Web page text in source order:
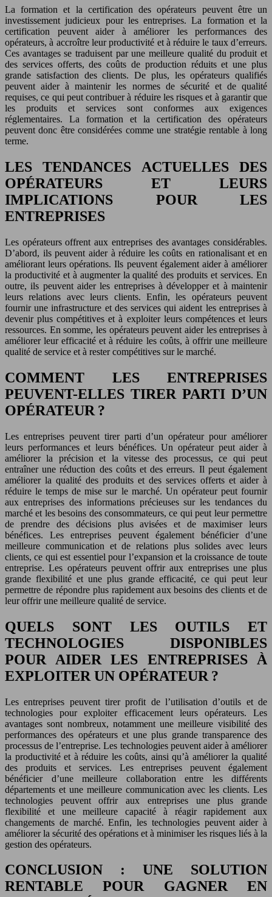
La formation et la certification des opérateurs peuvent être un
investissement judicieux pour les entreprises. La formation et la
certification peuvent aider à améliorer les performances des
opérateurs, à accroître leur productivité et à réduire le taux d’erreurs.
Ces avantages se traduisent par une meilleure qualité du produit et
des services offerts, des coûts de production réduits et une plus
grande satisfaction des clients. De plus, les opérateurs qualifiés
peuvent aider à maintenir les normes de sécurité et de qualité
requises, ce qui peut contribuer à réduire les risques et à garantir que
les produits et services sont conformes aux exigences
réglementaires. La formation et la certification des opérateurs
peuvent donc être considérées comme une stratégie rentable à long
terme.
LES TENDANCES ACTUELLES DES
OPÉRATEURS ET LEURS
IMPLICATIONS POUR LES
ENTREPRISES
Les opérateurs offrent aux entreprises des avantages considérables.
D’abord, ils peuvent aider à réduire les coûts en rationalisant et en
améliorant leurs opérations. Ils peuvent également aider à améliorer
la productivité et à augmenter la qualité des produits et services. En
outre, ils peuvent aider les entreprises à développer et à maintenir
leurs relations avec leurs clients. Enfin, les opérateurs peuvent
fournir une infrastructure et des services qui aident les entreprises à
devenir plus compétitives et à exploiter leurs compétences et leurs
ressources. En somme, les opérateurs peuvent aider les entreprises à
améliorer leur efficacité et à réduire les coûts, à offrir une meilleure
qualité de service et à rester compétitives sur le marché.
COMMENT LES ENTREPRISES
PEUVENT-ELLES TIRER PARTI D’UN
OPÉRATEUR ?
Les entreprises peuvent tirer parti d’un opérateur pour améliorer
leurs performances et leurs bénéfices. Un opérateur peut aider à
améliorer la précision et la vitesse des processus, ce qui peut
entraîner une réduction des coûts et des erreurs. Il peut également
améliorer la qualité des produits et des services offerts et aider à
réduire le temps de mise sur le marché. Un opérateur peut fournir
aux entreprises des informations précieuses sur les tendances du
marché et les besoins des consommateurs, ce qui peut leur permettre
de prendre des décisions plus avisées et de maximiser leurs
bénéfices. Les entreprises peuvent également bénéficier d’une
meilleure communication et de relations plus solides avec leurs
clients, ce qui est essentiel pour l’expansion et la croissance de toute
entreprise. Les opérateurs peuvent offrir aux entreprises une plus
grande flexibilité et une plus grande efficacité, ce qui peut leur
permettre de répondre plus rapidement aux besoins des clients et de
leur offrir une meilleure qualité de service.
QUELS SONT LES OUTILS ET
TECHNOLOGIES DISPONIBLES
POUR AIDER LES ENTREPRISES À
EXPLOITER UN OPÉRATEUR ?
Les entreprises peuvent tirer profit de l’utilisation d’outils et de
technologies pour exploiter efficacement leurs opérateurs. Les
avantages sont nombreux, notamment une meilleure visibilité des
performances des opérateurs et une plus grande transparence des
processus de l’entreprise. Les technologies peuvent aider à améliorer
la productivité et à réduire les coûts, ainsi qu’à améliorer la qualité
des produits et services. Les entreprises peuvent également
bénéficier d’une meilleure collaboration entre les différents
départements et une meilleure communication avec les clients. Les
technologies peuvent offrir aux entreprises une plus grande
flexibilité et une meilleure capacité à réagir rapidement aux
changements de marché. Enfin, les technologies peuvent aider à
améliorer la sécurité des opérations et à minimiser les risques liés à la
gestion des opérateurs.
CONCLUSION : UNE SOLUTION
RENTABLE POUR GAGNER EN